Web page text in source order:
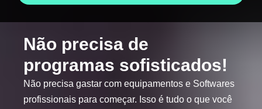
Não precisa de
programas sofisticados!
Não precisa gastar com equipamentos e Softwares
profissionais para começar. Isso é tudo o que você